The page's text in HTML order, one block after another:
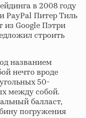
в 2008 году
PayPal Питер Тиль
Google Пэтри
строить
названием
нечто вроде
50-
между собой.
балласт,
погружения